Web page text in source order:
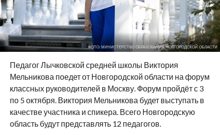
ФОТО: МИНИСТЕРСТВО ОБРАЗОВАНИЯ НОВГОРОДСКОЙ ОБЛАСТИ
Педагог Лычковской средней школы Виктория
Мельникова поедет от Новгородской области на форум
классных руководителей в Москву. Форум пройдёт с 3
по 5 октября. Виктория Мельникова будет выступать в
качестве участника и спикера. Всего Новгородскую
область будут представлять 12 педагогов.